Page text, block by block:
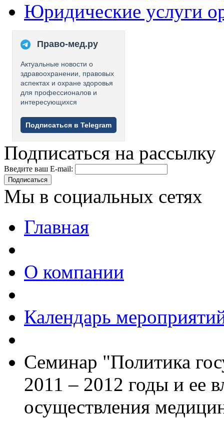
Юридические услуги
Право-мед.ру
Актуальные новости о
здравоохранении, правовых
аспектах и охране здоровья
для профессионалов и
интересующихся
Подписаться в Telegram
Подписаться на рассылку
Введите ваш E-mail:
Подписаться
Мы в социальных сетях
Главная
О компании
Календарь
Семинар "Политика
2011 – 2012 годы и ее
осуществления